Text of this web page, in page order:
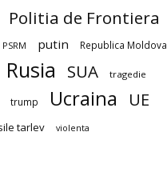
Politia de Frontiera
PSRM putin Republica Moldova
Rusia SUA tragedie
trump Ucraina UE
tarlev violenta